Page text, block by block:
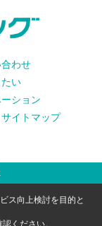
わせ
い
ーション
サイトマップ
ス向上検討を目的と
ください。